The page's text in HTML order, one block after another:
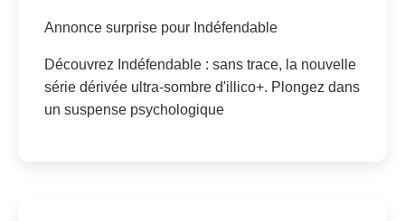
Annonce surprise pour Indéfendable
Découvrez Indéfendable : sans trace, la nouvelle
série dérivée ultra-sombre d'illico+. Plongez dans
un suspense psychologique